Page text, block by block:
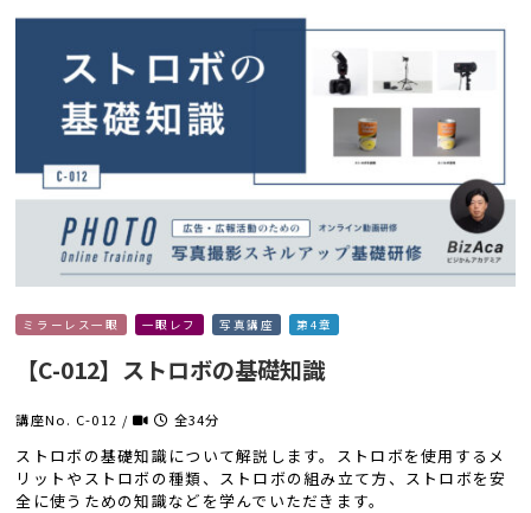
ミラーレス一眼 一眼レフ 写真講座 第4章
【C-012】ストロボの基礎知識
講座No. C-012 / 全34分
ストロボの基礎知識について解説します。ストロボを使用するメ
リットやストロボの種類、ストロボの組み立て方、ストロボを安
全に使うための知識などを学んでいただきます。